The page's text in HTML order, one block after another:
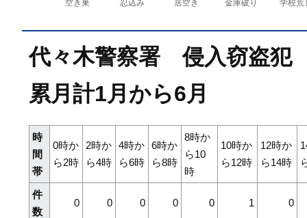
代々木警察署 侵入窃盗犯
累月計1月から6月
時
間
帯
0時か
ら2時
2時か
ら4時
4時か
ら6時
6時か
ら8時
8時か
ら10
時
10時か
ら12時
12時か
ら14時
件
数
0 0 0 0 0 1 0